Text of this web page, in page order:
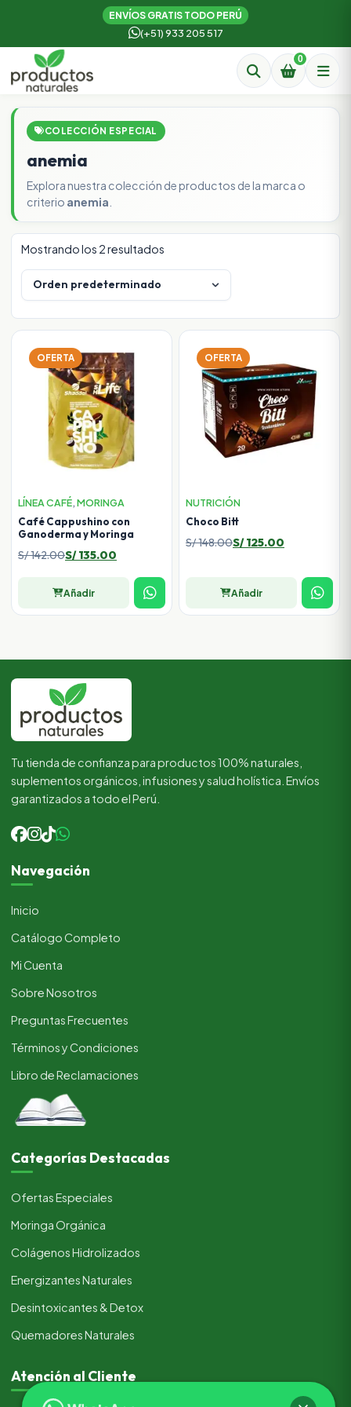
ENVÍOS GRATIS TODO PERÚ
(+51) 933 205 517
0
COLECCIÓN ESPECIAL
anemia
Explora nuestra colección de productos de la marca o
criterio anemia
Mostrando los 2 resultados
OFERTA
LÍNEA CAFÉ,MORINGA
Café Cappushino con
Ganoderma y Moringa
S/142.00
El
original
S/135.00
El
actual
Añadir
OFERTA
NUTRICIÓN
Choco Bitt
S/148.00
El
S/ 148.00.
S/125.00
El
S/ 125.00.
Añadir
Tu tienda de confianza para productos 100% naturales,
suplementos orgánicos, infusiones y salud holística. Envíos
garantizados a todo el Perú.
Navegación
Inicio
Catálogo Completo
Mi Cuenta
Sobre Nosotros
Preguntas Frecuentes
Términos y Condiciones
Libro de Reclamaciones
Categorías Destacadas
Ofertas Especiales
Moringa Orgánica
Colágenos Hidrolizados
Energizantes Naturales
Desintoxicantes & Detox
Quemadores Naturales
Atención al Cliente